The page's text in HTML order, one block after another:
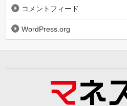
コメントフィード
WordPress.org